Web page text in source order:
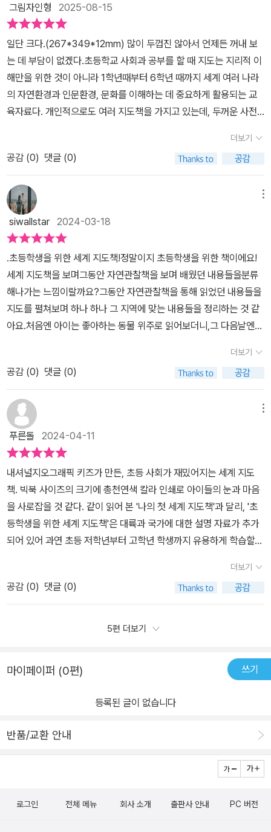
있는 책이기에초등학생 친구들이 꼭 읽어보면 좋겠네요출판사로부터
도서를 제공받아 읽고 쓴 리뷰 입니다.
럽 지도에서는 국경과 별도로 유럽과 아시아의 경계가 표시되어 있어
서 그런 점도 좋았어요. 저도 알게 된 내용이 많았어요! 자연 지도에서
지형의 특징을 보여주는 기호들이 많이 나와요. 지도에서는 아무래도
기호가 작게 표시되다 보니 구분하기 힘들고 아이들에게 낯설 수 있
는데, 실제 세상에서는 어떻게 보이는지 사진으로 나와 있어서 좋았
어요. 랜드마크들을 보면서 여행 다녀온 이야기도 하고 앞으로 가고
싶은 곳도 찾을 수 있었어요. 둘째가 유럽 사진을 보면서 여기는 건물
을 돌로 만들었나봐 라고 하는걸 보면서 크고 선명한 사진이 이렇게
중요하구나 느꼈습니다. 대륙과 국가를 담은 지도 23개, 사진 130여
않았다고 하니 두고두고 보기 좋은 책인 것 같아요. 지도와 함께 동물
의 서식지에 대해서도 제대로 배울 수 있을 것 같아요. 내셔널지오그
래픽 키즈의 다양한 동물 책들과 연계해서 보려고 합니다. 더 어린 친
구들을 위해 그림지도로 되어 있는 <나의 첫 세계지도책>도 기대가
됩니다. [도서를 제공받아 주관적으로 작성한 서평입니다]#깨비깨돌
맘 #도서협찬 #서평 #서평단 #비룡소 #내셔널지오그래픽키즈 #지
도책 #세계지도책 #세계지도 #세계지리 #세계여행 #어린이지도책
#초등과학 #초등사회 #교과연계도서 #BeginnersWorldAtlas #나
의첫세계지도책
그림자인형 2025-08-15
일단 크다.(267*349*12mm) 많이 두껍진 않아서 언제든 꺼내 보
는 데 부담이 없겠다.초등학교 사회과 공부를 할 때 지도는 지리적 이
해만을 위한 것이 아니라 1학년때부터 6학년 때까지 세계 여러 나라
의 자연환경과 인문환경, 문화를 이해하는 데 중요하게 활용되는 교
육자료다. 개인적으로도 여러 지도책을 가지고 있는데, 두꺼운 사전
않아 이 책도 봐야지 하며 가끔 나만 안달을 부린다.올해 내셔널지오
그래픽키즈의 초등학생을 위한 새로운 세계지도책(비룡소)이 나왔
다.둥근 지도를 평평하게 만들어 전 세계를 한 번에 볼 수 있게 만든
지도의 제작 원리, 지도에서 장소 찾기, 자연 지도와 정치 지도, 대륙
별 설명, 선명한 사진들, 땅/물/기후/식물/동물/나라/도시/사람/언어.
기본적으로 알아야 할 내용들이 군더더기 없이 간결하게 제시되어 있
다. 나름 최신 자료로 업데이트된 한눈에 보는 세계 내용도 흥미롭고,
마지막쪽에서 어려운 용어 풀이와 색인도 확인할 수 있다. 한바닥, 한
바닥 한참 머물러 보는데, 선명한 색감의 다양한 사진자료들과 가독
성 높게 새겨진 간결하고 흥미로운 글들로 지루할 틈이 없다. 과연 어
린이 지도책 스테디셀러답다. 이보다 더 쉽게 접할 수 있는 지도를 다
룬 내셔널지오그래픽 키즈의 <나의 첫 세계 지도책>도 괜찮았는데,
이 책은 유치원생, 초등학교 저학년생에게 적절하겠다 싶고, <초등학
생을 위한 세계지도책>은 초등학교 중학년 이상에게 권한다.2024.
더보기
공감 (0) 댓글 (0)
siwallstar2024-03-18
.초등학생을 위한 세계 지도책!정말이지 초등학생을 위한 책이에요!
세계 지도책을 보며그동안 자연관찰책을 보며 배웠던 내용들을분류
해나가는 느낌이랄까요?그동안 자연관찰책을 통해 읽었던 내용들을
지도를 펼쳐보며 하나 하나 그 지역에 맞는 내용들을 정리하는 것 같
아요.처음엔 아이는 좋아하는 동물 위주로 읽어보더니,그 다음날엔
소 내셔널지오그라피 잡지나 책들을 좋아했는데,역시나 세계 지도책
도 너무나 좋아하네요!책을 읽다가 궁금한 것이 생기거나알아낸 사실
을 엄마에게 물으며되집어보기도 하고, 엄마의 상식을 체크해보기도
합니다.덕분에 엄마도 다시금 세계지리 공부하는 기분이에요ㅎㅎ초
등학교 올라가서 많이 긴장한 듯 했는데,지난주부터 세계지도책 덕분
에 하교 후에도 즐거운 독서 시간을 가질 수 있었습니다!
더보기
공감 (0) 댓글 (0)
푸른돌 2024-04-11
내셔널지오그래픽 키즈가 만든, 초등 사회가 재밌어지는 세계 지도
책. 빅북 사이즈의 크기에 총천연색 칼라 인쇄로 아이들의 눈과 마음
을 사로잡을 것 같다. 같이 읽어 본 '나의 첫 세계 지도책'과 달리, '초
등학생을 위한 세계 지도책'은 대륙과 국가에 대한 설명 자료가 추가
되어 있어 과연 초등 저학년부터 고학년 학생까지 유용하게 학습할
세계 여러 나라의 자연과 문화>와 연계 가능할 것으로 표기되어 있는
데, 사실 더 여러 교과와 단원에서 활용할 수 있을 것이라 생각한다.
여러 나라의 음악을 배우는 단원에서는 음악 교과와, 환경을 다루는
미술 단원에서도 활용할 수 있을 것이고, 세계시민교육을 위한 교재
학급에서도 해당 학생과 비다문화학생이 서로 이해하는 데 도움을 주
는 자료로 사용할 수도 있을 것이다.땅, 물, 기후, 식물, 동물의 자연환
았다. 비슷한 또래의 세계 여러 아이들이 담긴 사진도 좋았고, 마지막
들의 호기심과 눈높이를 충족한 구성이라고 생각한다. 어릴적부터 세
계 여러나라에 대한 정보를 접하고 관련된 꿈을 꾸는 아이들은 확실
히 꿈의 크기나 스케일이 다르게 성장하는 것 같다. 모든 교실에 이 책
다.
더보기
공감 (0) 댓글 (0)
5편 더보기
마이페이퍼 (0편) 쓰기
등록된 글이 없습니다
반품/교환 안내
로그인 전체 메뉴 회사 소개 출판사 안내 PC 버전